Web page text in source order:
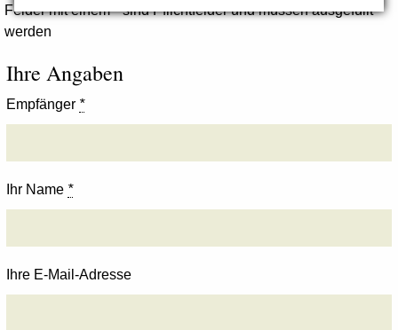
Felder mit einem * sind Pflichtfelder und müssen ausgefüllt
werden
Ihre Angaben
Empfänger *
Ihr Name *
Ihre E-Mail-Adresse